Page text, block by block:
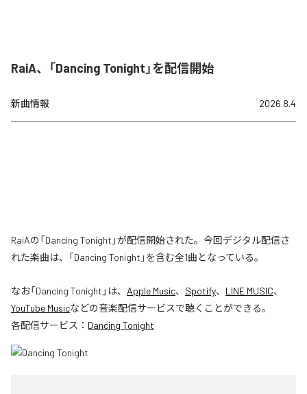
RaiA、「Dancing Tonight」を配信開始
新曲情報 2026.8.4
RaiAの「Dancing Tonight」が配信開始された。今回デジタル配信さ
れた楽曲は、「Dancing Tonight」を含む全1曲となっている。
なお「Dancing Tonight 」は、 Apple Music、 Spotify、 LINE MUSIC、
YouTube Musicなどの音楽配信サービスで聴くことができる。
各配信サービス： Dancing Tonight